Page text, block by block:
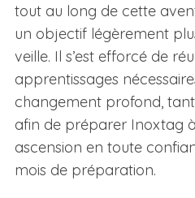
tout au long de cette
un objectif légèrement
veille. Il s’est efforcé de
apprentissages
changement profond,
afin de préparer Inoxtag
ascension en toute
mois de préparation.